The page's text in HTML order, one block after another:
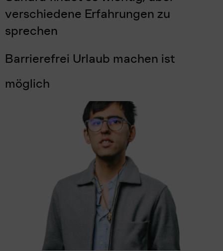
verschiedene Erfahrungen zu
sprechen
Barrierefrei Urlaub machen ist
möglich